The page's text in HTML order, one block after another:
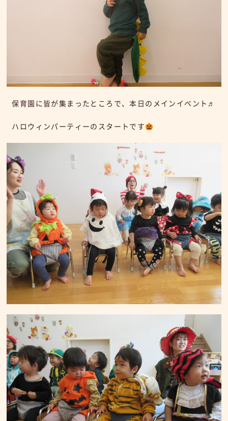
保育園に皆が集まったところで、本日のメインイベント♬
ハロウィンパーティーのスタートです